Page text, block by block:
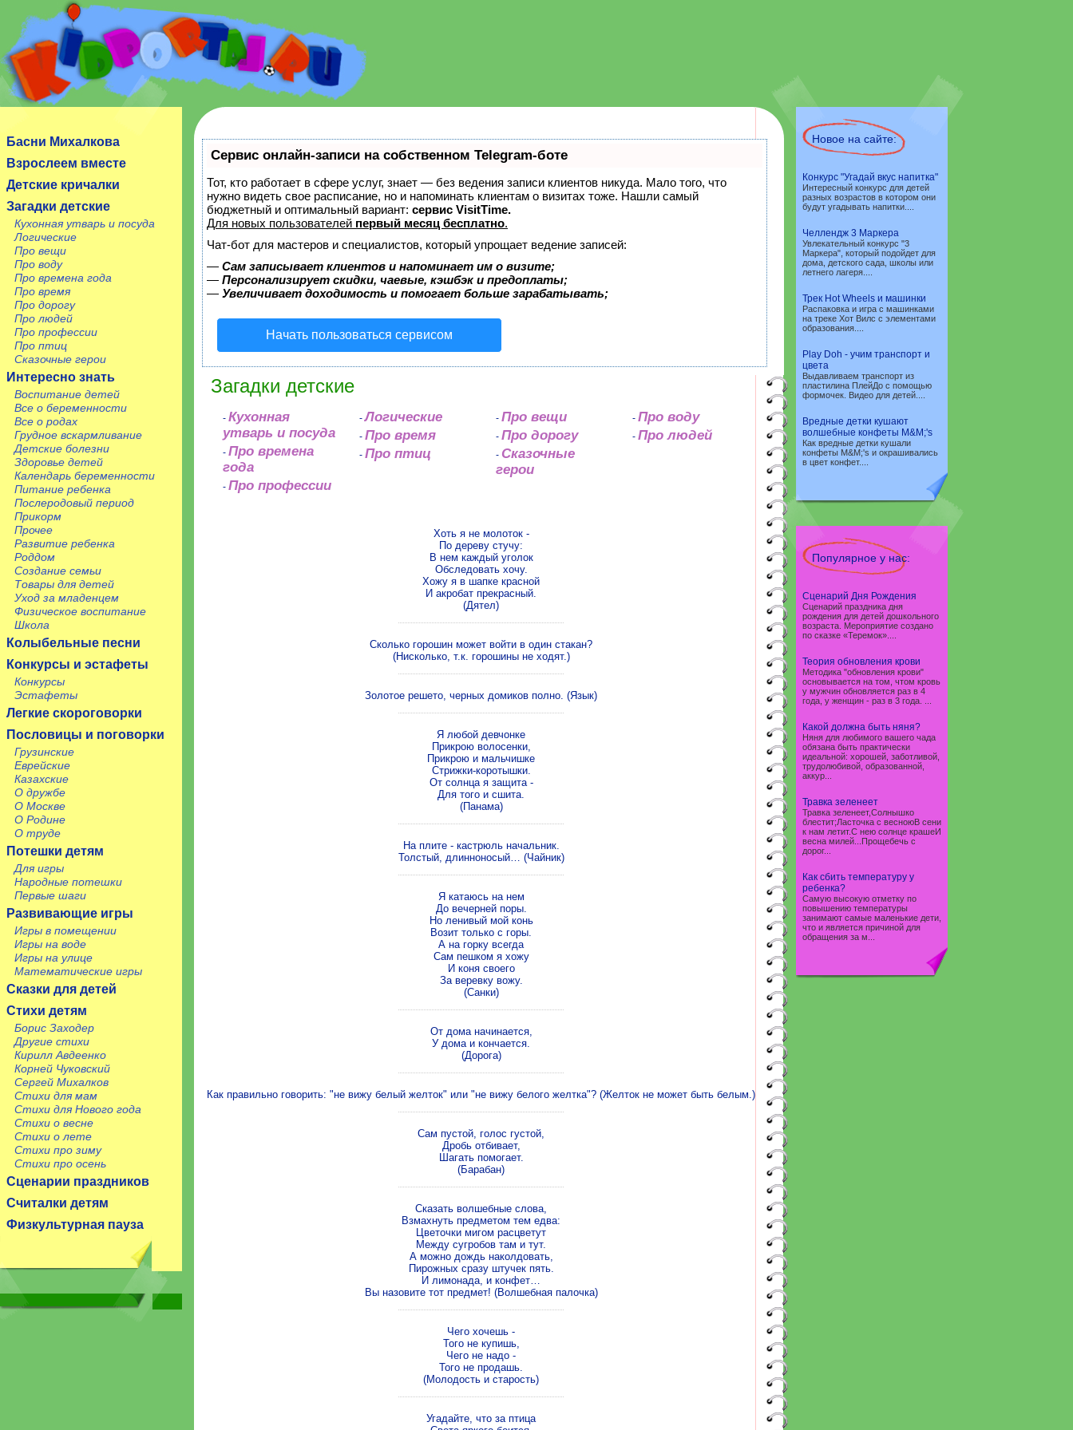
Сайт посвящен детям, их родителям, учителям и
Басни Михалкова
Взрослеем вместе
Детские кричалки
Загадки детские
Кухонная утварь и посуда
Логические
Про вещи
Про воду
Про времена года
Про время
Про дорогу
Про людей
Про профессии
Про птиц
Сказочные герои
Интересно знать
Воспитание детей
Все о беременности
Все о родах
Грудное вскармливание
Детские болезни
Здоровье детей
Календарь беременности
Питание ребенка
Послеродовый период
Прикорм
Прочее
Развитие ребенка
Роддом
Создание семьи
Товары для детей
Уход за младенцем
Физическое воспитание
Школа
Колыбельные песни
Конкурсы и эстафеты
Конкурсы
Эстафеты
Легкие скороговорки
Пословицы и поговорки
Грузинские
Еврейские
Казахские
О дружбе
О Москве
О Родине
О труде
Потешки детям
Для игры
Народные потешки
Первые шаги
Развивающие игры
Игры в помещении
Игры на воде
Игры на улице
Математические игры
Сказки для детей
Стихи детям
Борис Заходер
Другие стихи
Кирилл Авдеенко
Корней Чуковский
Сергей Михалков
Стихи для мам
Стихи для Нового года
Стихи о весне
Стихи о лете
Стихи про зиму
Стихи про осень
Сценарии праздников
Считалки детям
Физкультурная пауза
Сервис онлайн-записи на собственном Telegram-боте
Тот, кто работает в сфере услуг, знает — без ведения записи клиентов никуда. Мало того, что
нужно видеть свое расписание, но и напоминать клиентам о визитах тоже. Нашли самый
бюджетный и оптимальный вариант: сервис VisitTime.
Для новых пользователей первый месяц бесплатно.
Чат-бот для мастеров и специалистов, который упрощает ведение записей:
— Сам записывает клиентов и напоминает им о визите;
— Персонализирует скидки, чаевые, кэшбэк и предоплаты;
— Увеличивает доходимость и помогает больше зарабатывать;
Начать пользоваться сервисом
Загадки детские
- Кухонная
утварь и посуда
- Про времена
года
- Про профессии
-Логические
-Про время
-Про птиц
-Про вещи
-Про дорогу
- Сказочные
герои
-Про воду
-Про людей
Хоть я не молоток -
По дереву стучу:
В нем каждый уголок
Обследовать хочу.
Хожу я в шапке красной
И акробат прекрасный.
(Дятел)
Сколько горошин может войти в один стакан?
(Нисколько, т.к. горошины не ходят.)
Золотое решето, черных домиков полно. (Язык)
Я любой девчонке
Прикрою волосенки,
Прикрою и мальчишке
Стрижки-коротышки.
От солнца я защита -
Для того и сшита.
(Панама)
На плите - кастрюль начальник.
Толстый, длинноносый… (Чайник)
Я катаюсь на нем
До вечерней поры.
Но ленивый мой конь
Возит только с горы.
А на горку всегда
Сам пешком я хожу
И коня своего
За веревку вожу.
(Санки)
От дома начинается,
У дома и кончается.
(Дорога)
Как правильно говорить: "не вижу белый желток" или "не вижу белого желтка"? (Желток не может быть белым.)
Сам пустой, голос густой,
Дробь отбивает,
Шагать помогает.
(Барабан)
Сказать волшебные слова,
Взмахнуть предметом тем едва:
Цветочки мигом расцветут
Между сугробов там и тут.
А можно дождь наколдовать,
Пирожных сразу штучек пять.
И лимонада, и конфет…
Вы назовите тот предмет! (Волшебная палочка)
Чего хочешь -
Того не купишь,
Чего не надо -
Того не продашь.
(Молодость и старость)
Угадайте, что за птица
Новое на сайте:
Конкурс "Угадай вкус напитка"
Интересный конкурс для детей
разных возрастов в котором они
будут угадывать напитки....
Челлендж 3 Маркера
Увлекательный конкурс "3
Маркера", который подойдет для
дома, детского сада, школы или
летнего лагеря....
Трек Hot Wheels и машинки
Распаковка и игра с машинками
на треке Хот Вилс с элементами
образования....
Play Doh - учим транспорт и
цвета
Выдавливаем транспорт из
пластилина ПлейДо с помощью
формочек. Видео для детей....
Вредные детки кушают
волшебные конфеты M&M;'s
Как вредные детки кушали
конфеты M&M;'s и окрашивались
в цвет конфет....
Популярное у нас:
Сценарий Дня Рождения
Сценарий праздника дня
рождения для детей дошкольного
возраста. Мероприятие создано
по сказке «Теремок»....
Теория обновления крови
Методика "обновления крови"
основывается на том, чтом кровь
у мужчин обновляется раз в 4
года, у женщин - раз в 3 года. ...
Какой должна быть няня?
Няня для любимого вашего чада
обязана быть практически
идеальной: хорошей, заботливой,
трудолюбивой, образованной,
аккур...
Травка зеленеет
Травка зеленеет,Солнышко
блестит;Ласточка с весноюВ сени
к нам летит.С нею солнце крашеИ
весна милей...Прощебечь с
дорог...
Как сбить температуру у
ребенка?
Самую высокую отметку по
повышению температуры
занимают самые маленькие дети,
что и является причиной для
обращения за м...